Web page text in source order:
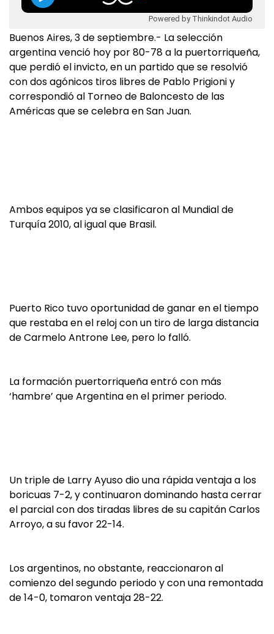
Powered by Thinkindot Audio
Buenos Aires, 3 de septiembre.- La selección
argentina venció hoy por 80-78 a la puertorriqueña,
que perdió el invicto, en un partido que se resolvió
con dos agónicos tiros libres de Pablo Prigioni y
correspondió al Torneo de Baloncesto de las
Américas que se celebra en San Juan.
Ambos equipos ya se clasificaron al Mundial de
Turquía 2010, al igual que Brasil.
Puerto Rico tuvo oportunidad de ganar en el tiempo
que restaba en el reloj con un tiro de larga distancia
de Carmelo Antrone Lee, pero lo falló.
La formación puertorriqueña entró con más
‘hambre’ que Argentina en el primer periodo.
Un triple de Larry Ayuso dio una rápida ventaja a los
boricuas 7-2, y continuaron dominando hasta cerrar
el parcial con dos tiradas libres de su capitán Carlos
Arroyo, a su favor 22-14.
Los argentinos, no obstante, reaccionaron al
comienzo del segundo periodo y con una remontada
de 14-0, tomaron ventaja 28-22.